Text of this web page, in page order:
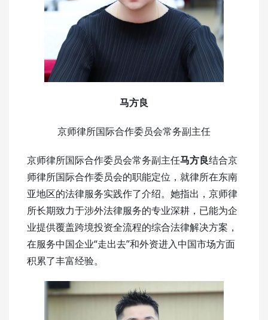
马方良
京师律所国际合作委员会常务副主任
京师律所国际合作委员会常务副主任马方良结合京
师律所国际合作委员会的职能定位，就律所在东南
亚地区的法律服务实践作了介绍。她指出，京师律
所长期致力于涉外法律服务的专业深耕，已能为企
业提供覆盖跨境投资全流程的综合法律解决方案，
在服务中国企业“走出去”和外资进入中国市场方面
积累了丰富经验。